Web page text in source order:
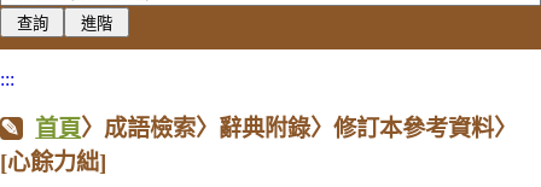
:::
首頁〉成語檢索〉辭典附錄〉修訂本參考資料〉
[心餘力絀]